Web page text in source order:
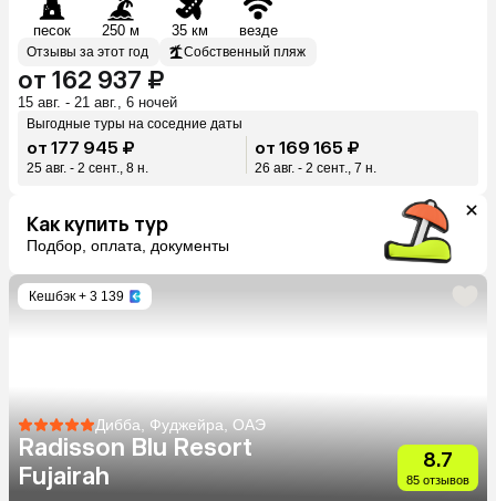
песок 250 м 35 км везде
Отзывы за этот год Собственный пляж
от 162 937 ₽
15 авг. - 21 авг., 6 ночей
Выгодные туры на соседние даты
от 177 945 ₽
25 авг. - 2 сент., 8 н.
от 169 165 ₽
26 авг. - 2 сент., 7 н.
Как купить тур
Подбор, оплата, документы
Кешбэк + 3 139
Дибба, Фуджейра, ОАЭ
Radisson Blu Resort
Fujairah
8.7
85 отзывов